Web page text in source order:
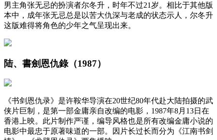
男主角张无忌的扮演者尔冬升，时年不过21岁。相比于其他版
本中，成年张无忌总是以苦大仇深与老成的状态示人，尔冬升
这版难得将角色的少年之气呈现出来。
陆、書劍恩仇錄（1987）
《书剑恩仇录》是许鞍华导演在20世纪80年代赴大陆拍摄的武
侠片巨制，是第一部金庸亲自改编的电影，1987年8月13日在
香港上映。此片制作严谨，编导风格也是所有改编金庸小说的
电影中最忠于原著味道的一部。因片长过长而分为《江南书剑